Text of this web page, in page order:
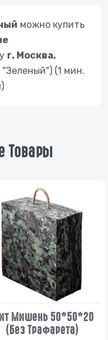
можно купить
г. Москва,
(1 мин.
)
Товары
Мишень 50*50*20
(без Трафарета)